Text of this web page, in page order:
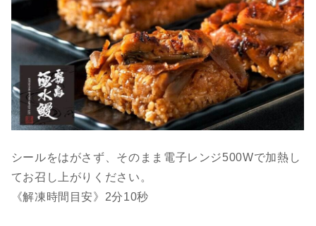
シールをはがさず、そのまま電子レンジ500Wで加熱し
てお召し上がりください。
《解凍時間目安》2分10秒